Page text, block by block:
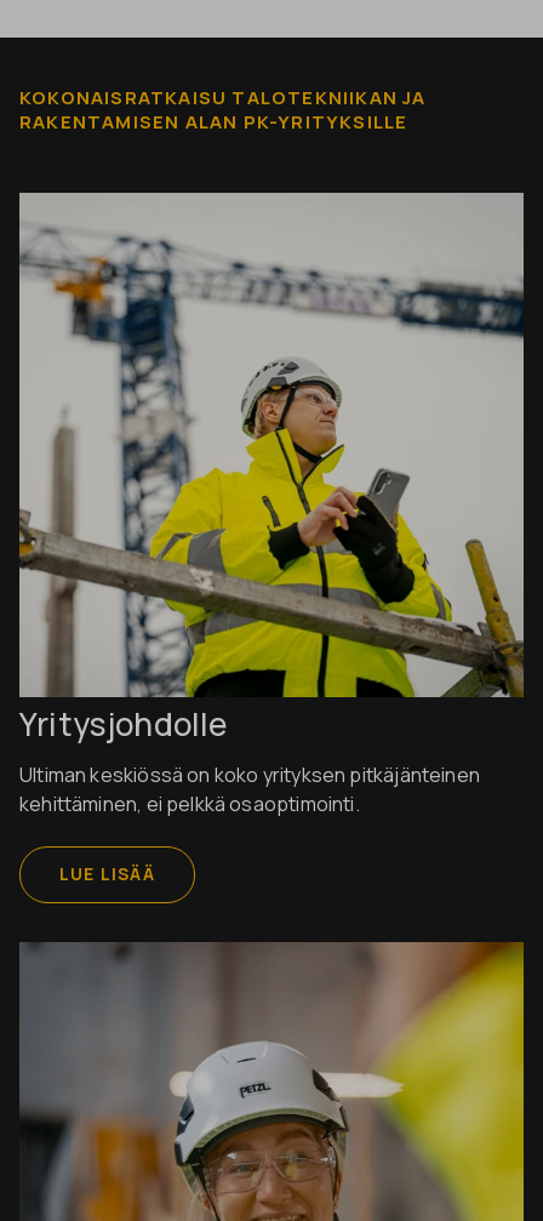
KOKONAISRATKAISU TALOTEKNIIKAN JA
RAKENTAMISEN ALAN PK-YRITYKSILLE
Yritysjohdolle
Ultiman keskiössä on koko yrityksen pitkäjänteinen
kehittäminen, ei pelkkä osaoptimointi.
LUE LISÄÄ